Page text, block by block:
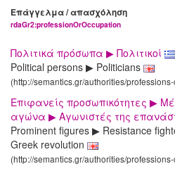
Επάγγελμα / απασχόληση
rdaGr2:professionOrOccupation
Πολιτικά πρόσωπα ▶ Πολιτικοί
Political persons ▶ Politicians
(http://semantics.gr/authorities/
Επιφανείς προσωπικότητες ▶
αγώνα ▶ Αγωνιστές της
Prominent figures ▶ Resistance
Greek revolution
(http://semantics.gr/authorities/